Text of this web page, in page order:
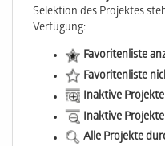
Selektion des Projektes
Verfügung:
Favoritenliste
Favoritenliste
Inaktive
Inaktive
Alle Projekte